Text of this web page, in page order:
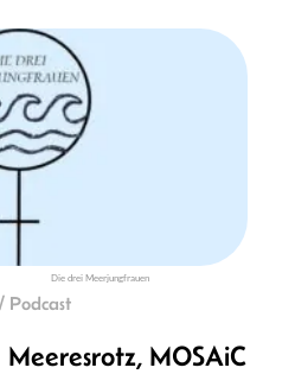
Die drei Meerjungfrauen
Podcast
MOSAiC